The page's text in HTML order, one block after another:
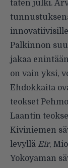
täten julki.
Palkinnon
jakaa
on vain yksi,
Ehdokkaita
teokset
Laantin
Kiviniemen
levyllä Eir,
Yokoyaman